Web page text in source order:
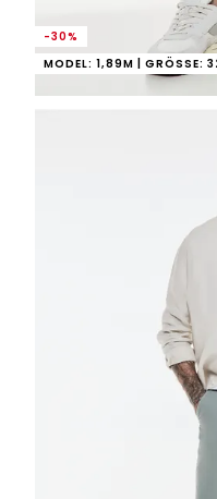
-30%
MODEL: 1,89M | GRÖSSE: 32